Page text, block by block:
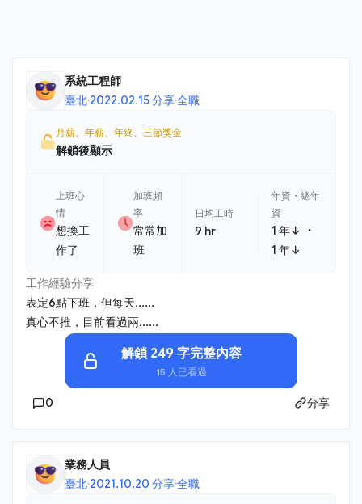
系統工程師
臺北·2022.02.15 分享·全職
月薪、年薪、年終、三節獎金
解鎖後顯示
上班心
情
想換工
作了
加班頻
率
常常加
班
日均工時
9 hr
年資・總年
資
1 年↓ ・
1 年↓
工作經驗分享
表定6點下班，但每天......
真心不推，目前看過兩......
解鎖 249 字完整內容
15 人已看過
0 分享
業務人員
臺北·2021.10.20 分享·全職